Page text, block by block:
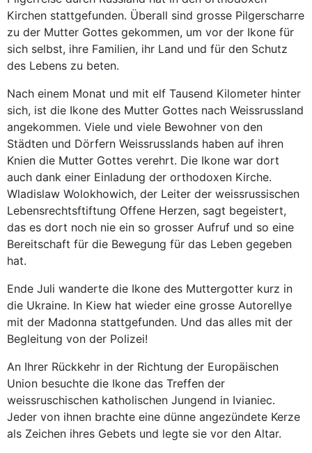
Kirchen stattgefunden. Überall sind grosse Pilgerscharre
zu der Mutter Gottes gekommen, um vor der Ikone für
sich selbst, ihre Familien, ihr Land und für den Schutz
des Lebens zu beten.
Nach einem Monat und mit elf Tausend Kilometer hinter
sich, ist die Ikone des Mutter Gottes nach Weissrussland
angekommen. Viele und viele Bewohner von den
Städten und Dörfern Weissrusslands haben auf ihren
Knien die Mutter Gottes verehrt. Die Ikone war dort
auch dank einer Einladung der orthodoxen Kirche.
Wladislaw Wolokhowich, der Leiter der weissrussischen
Lebensrechtsftiftung Offene Herzen, sagt begeistert,
das es dort noch nie ein so grosser Aufruf und so eine
Bereitschaft für die Bewegung für das Leben gegeben
hat.
Ende Juli wanderte die Ikone des Muttergotter kurz in
die Ukraine. In Kiew hat wieder eine grosse Autorellye
mit der Madonna stattgefunden. Und das alles mit der
Begleitung von der Polizei!
An Ihrer Rückkehr in der Richtung der Europäischen
Union besuchte die Ikone das Treffen der
weissruschischen katholischen Jungend in Ivianiec.
Jeder von ihnen brachte eine dünne angezündete Kerze
als Zeichen ihres Gebets und legte sie vor den Altar.